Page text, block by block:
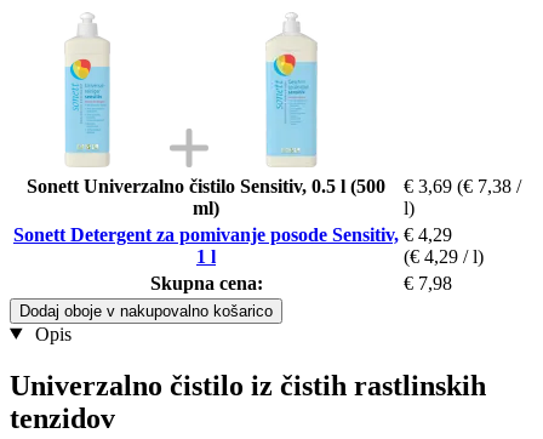
Sonett Univerzalno čistilo Sensitiv, 0.5 l (500
ml)
€ 3,69 (€ 7,38 /
l)
Sonett Detergent za pomivanje posode Sensitiv,
1 l
€ 4,29
(€ 4,29 / l)
Skupna cena:
€ 7,98
Dodaj oboje v nakupovalno košarico
Opis
Univerzalno čistilo iz čistih rastlinskih
tenzidov